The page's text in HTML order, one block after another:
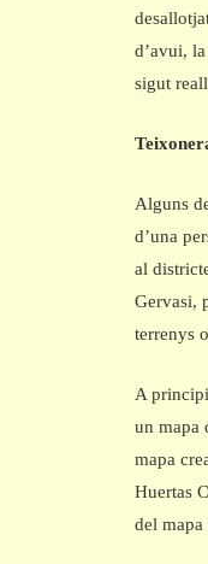
d’avui,
sigut
Alguns
d’una
al
Gervasi,
terrenys
A
un mapa
mapa
Huertas
del